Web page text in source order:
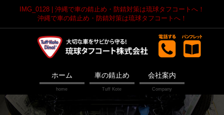
IMG_0128 | 沖縄で車の錆止め・防錆対策は琉球タフコートへ！
沖縄で車の錆止め・防錆対策は琉球タフコートへ！
ホーム 車の錆止め 会社案内